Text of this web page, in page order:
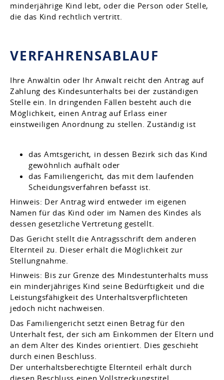
minderjährige Kind lebt, oder die Person oder Stelle,
die das Kind rechtlich vertritt.
VERFAHRENSABLAUF
Ihre Anwältin oder Ihr Anwalt reicht den Antrag auf
Zahlung des Kindesunterhalts bei der zuständigen
Stelle ein. In dringenden Fällen besteht auch die
Möglichkeit, einen Antrag auf Erlass einer
einstweiligen Anordnung zu stellen. Zuständig ist
das Amtsgericht, in dessen Bezirk sich das Kind
gewöhnlich aufhält oder
das Familiengericht, das mit dem laufenden
Scheidungsverfahren befasst ist.
Hinweis: Der Antrag wird entweder im eigenen
Namen für das Kind oder im Namen des Kindes als
dessen gesetzliche Vertretung gestellt.
Das Gericht stellt die Antragsschrift dem anderen
Elternteil zu. Dieser erhält die Möglichkeit zur
Stellungnahme.
Hinweis: Bis zur Grenze des Mindestunterhalts muss
ein minderjähriges Kind seine Bedürftigkeit und die
Leistungsfähigkeit des Unterhaltsverpflichteten
jedoch nicht nachweisen.
Das Familiengericht setzt einen Betrag für den
Unterhalt fest, der sich am Einkommen der Eltern und
an dem Alter des Kindes orientiert. Dies geschieht
durch einen Beschluss.
Der unterhaltsberechtigte Elternteil erhält durch
diesen Beschluss einen Vollstreckungstitel.